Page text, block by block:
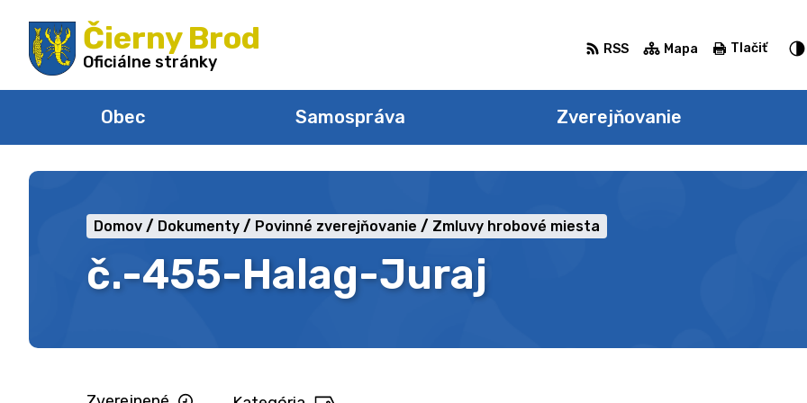
na
obsah
Čierny Brod
Oficiálne stránky
Obec Samospráva Zverejňovanie
RSS Mapa Tlačiť
č.-455-Halag-Juraj
Domov Dokumenty Povinné zverejňovanie Zmluvy hrobové miesta